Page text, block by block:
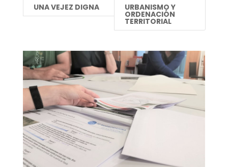
UNA VEJEZ DIGNA
URBANISMO Y
ORDENACIÓN
TERRITORIAL